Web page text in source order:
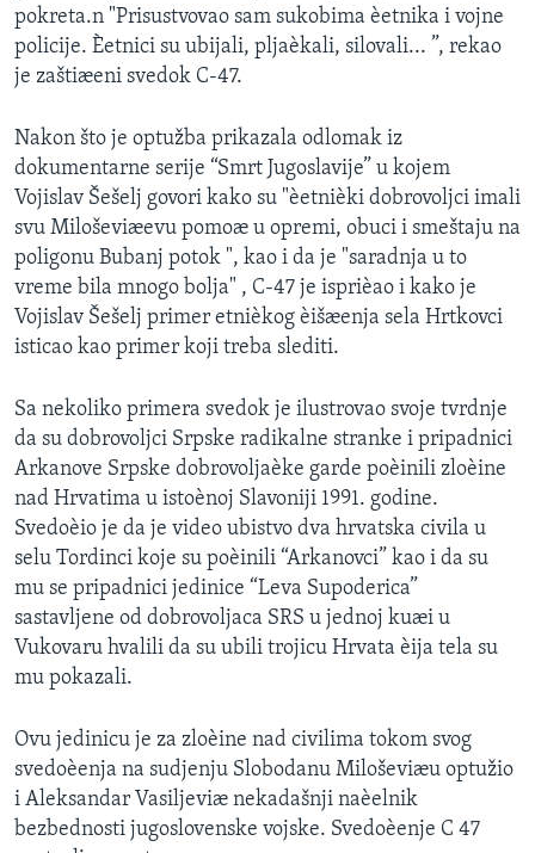
pokreta.n "Prisustvovao sam sukobima èetnika i vojne
policije. Èetnici su ubijali, pljaèkali, silovali... ”, rekao
je zaštiæeni svedok C-47.
Nakon što je optužba prikazala odlomak iz
dokumentarne serije “Smrt Jugoslavije” u kojem
Vojislav Šešelj govori kako su "èetnièki dobrovoljci imali
svu Miloševiæevu pomoæ u opremi, obuci i smeštaju na
poligonu Bubanj potok ", kao i da je "saradnja u to
vreme bila mnogo bolja" , C-47 je isprièao i kako je
Vojislav Šešelj primer etnièkog èišæenja sela Hrtkovci
isticao kao primer koji treba slediti.
Sa nekoliko primera svedok je ilustrovao svoje tvrdnje
da su dobrovoljci Srpske radikalne stranke i pripadnici
Arkanove Srpske dobrovoljaèke garde poèinili zloèine
nad Hrvatima u istoènoj Slavoniji 1991. godine.
Svedoèio je da je video ubistvo dva hrvatska civila u
selu Tordinci koje su poèinili “Arkanovci” kao i da su
mu se pripadnici jedinice “Leva Supoderica”
sastavljene od dobrovoljaca SRS u jednoj kuæi u
Vukovaru hvalili da su ubili trojicu Hrvata èija tela su
mu pokazali.
Ovu jedinicu je za zloèine nad civilima tokom svog
svedoèenja na sudjenju Slobodanu Miloševiæu optužio
i Aleksandar Vasiljeviæ nekadašnji naèelnik
bezbednosti jugoslovenske vojske. Svedoèenje C 47